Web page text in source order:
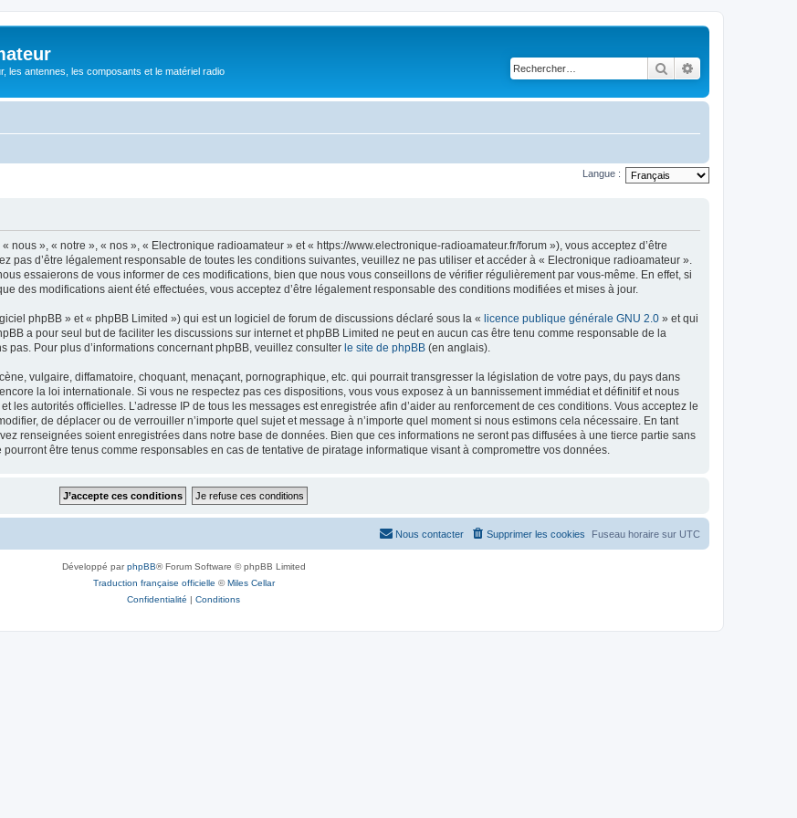
les antennes, les composants et le matériel radio Rechercher
Langue :
», « notre », « nos », « Electronique radioamateur » et « https://www.electronique-radioamateur.fr/forum »), vous acceptez d’être
pas d’être légalement responsable de toutes les conditions suivantes, veuillez ne pas utiliser et accéder à « Electronique radioamateur ».
essaierons de vous informer de ces modifications, bien que nous vous conseillons de vérifier régulièrement par vous-même. En effet, si
des modifications aient été effectuées, vous acceptez d’être légalement responsable des conditions modifiées et mises à jour.
phpBB » et « phpBB Limited ») qui est un logiciel de forum de discussions déclaré sous la « licence publique générale GNU 2.0 » et qui
a pour seul but de faciliter les discussions sur internet et phpBB Limited ne peut en aucun cas être tenu comme responsable de la
pas. Pour plus d’informations concernant phpBB, veuillez consulter le site de phpBB (en anglais).
vulgaire, diffamatoire, choquant, menaçant, pornographique, etc. qui pourrait transgresser la législation de votre pays, du pays dans
la loi internationale. Si vous ne respectez pas ces dispositions, vous vous exposez à un bannissement immédiat et définitif et nous
les autorités officielles. L’adresse IP de tous les messages est enregistrée afin d’aider au renforcement de ces conditions. Vous acceptez le
de déplacer ou de verrouiller n’importe quel sujet et message à n’importe quel moment si nous estimons cela nécessaire. En tant
renseignées soient enregistrées dans notre base de données. Bien que ces informations ne seront pas diffusées à une tierce partie sans
être tenus comme responsables en cas de tentative de piratage informatique visant à compromettre vos données.
Fuseau horaire sur UTC
Supprimer les cookies
Nous contacter
Développé parphpBB® Forum Software © phpBB Limited
Traduction française officielle ©Miles Cellar
Confidentialité | Conditions